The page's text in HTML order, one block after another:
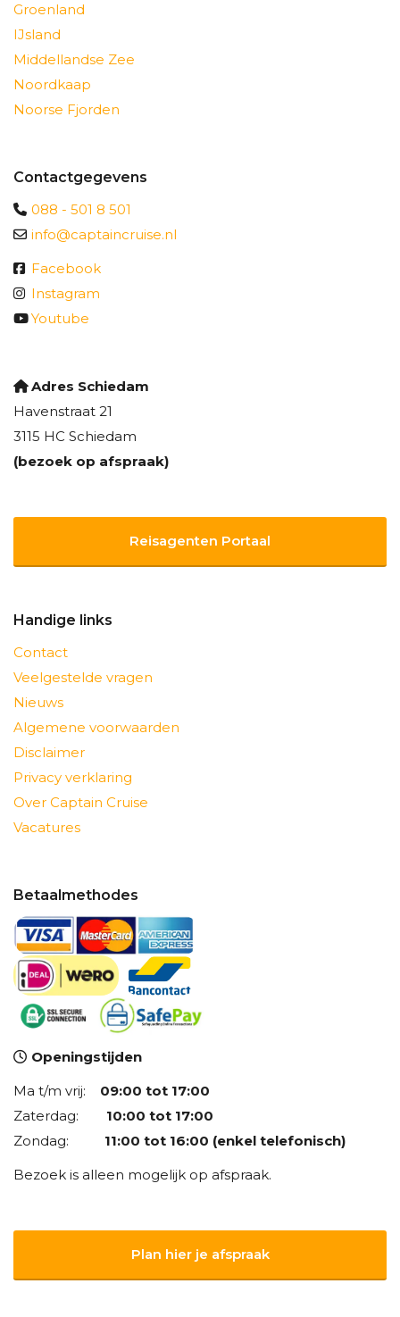
Groenland
IJsland
Middellandse Zee
Noordkaap
Noorse Fjorden
Contactgegevens
088 - 501 8 501
info@captaincruise.nl
Facebook
Instagram
Youtube
Adres Schiedam
Havenstraat 21
3115 HC Schiedam
(bezoek op afspraak)
Reisagenten Portaal
Handige links
Contact
Veelgestelde vragen
Nieuws
Algemene voorwaarden
Disclaimer
Privacy verklaring
Over Captain Cruise
Vacatures
Betaalmethodes
Openingstijden
Ma t/m vrij: 09:00 tot 17:00
Zaterdag: 10:00 tot 17:00
Zondag: 11:00 tot 16:00 (enkel telefonisch)
Bezoek is alleen mogelijk op afspraak.
Plan hier je afspraak